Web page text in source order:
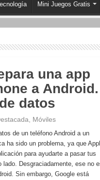
Mini Juegos Gratis
una app
a Android.
datos
Móviles
de un teléfono Android a un
ha sido un problema, ya que
para ayudarte a pasar tus
lado. Desgraciadamente, ese no
Sin embargo, Google está